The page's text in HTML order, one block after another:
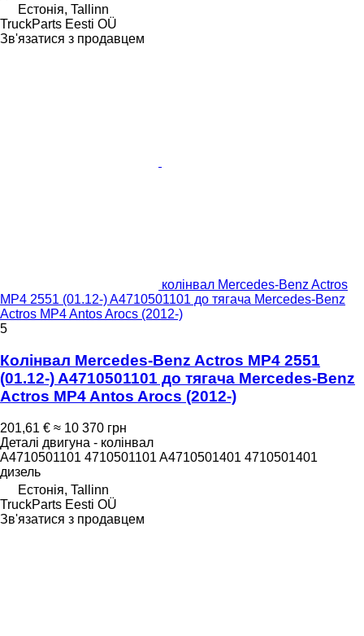
Естонія, Tallinn
TruckParts Eesti OÜ
Зв'язатися з продавцем
колінвал Mercedes-Benz Actros
MP4 2551 (01.12-) A4710501101 до тягача Mercedes-Benz
Actros MP4 Antos Arocs (2012-)
5
Колінвал Mercedes-Benz Actros MP4 2551
(01.12-) A4710501101 до тягача Mercedes-Benz
Actros MP4 Antos Arocs (2012-)
201,61 € ≈ 10 370 грн
Деталі двигуна - колінвал
A4710501101 4710501101 A4710501401 4710501401
дизель
Естонія, Tallinn
TruckParts Eesti OÜ
Зв'язатися з продавцем